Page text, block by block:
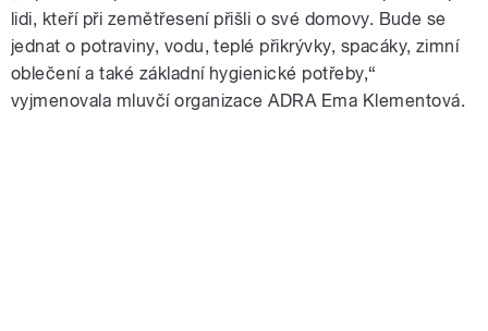
lidi, kteří při zemětřesení přišli o své domovy. Bude se
jednat o potraviny, vodu, teplé přikrývky, spacáky, zimní
oblečení a také základní hygienické potřeby,“
vyjmenovala mluvčí organizace ADRA Ema Klementová.